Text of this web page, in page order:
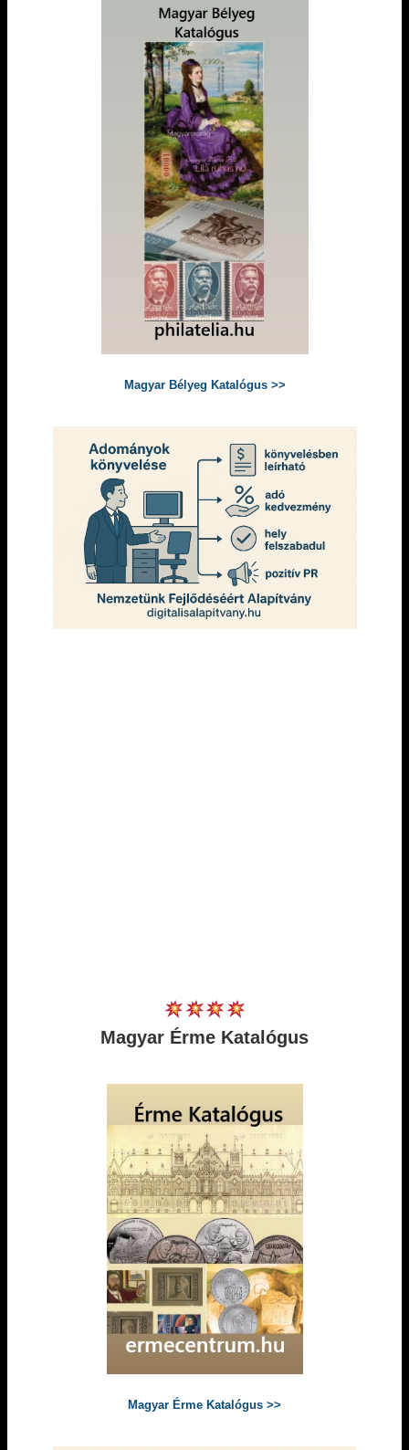
Magyar Bélyeg Katalógus >>
Magyar Érme Katalógus
Magyar Érme Katalógus >>